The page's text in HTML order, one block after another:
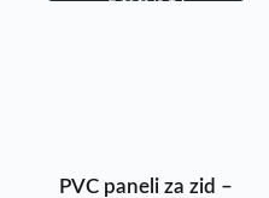
PVC paneli za zid –